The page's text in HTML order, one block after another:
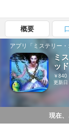
概要
ミ
ッ
￥840
更新
現在